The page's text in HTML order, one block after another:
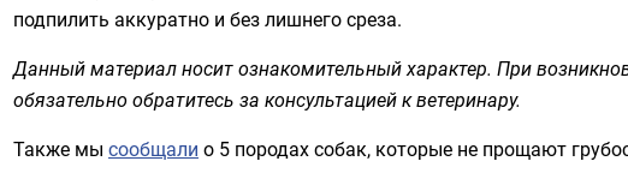
подпилить аккуратно и без лишнего среза.
Данный материал носит ознакомительный характер. При
обязательно обратитесь за консультацией к ветеринару.
Также мы сообщали о 5 породах собак, которые не прощают